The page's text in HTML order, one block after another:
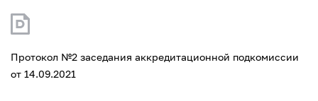
Протокол №2 заседания аккредитационной подкомиссии
от 14.09.2021